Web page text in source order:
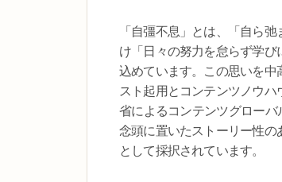
「自彊不息」とは、「自ら
け「日々の努力を怠らず学
込めています。この思いを中
スト起用とコンテンツノウ
省によるコンテンツグロー
念頭に置いたストーリー性の
として採択されています。